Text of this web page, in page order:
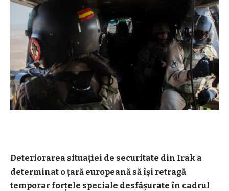
Deteriorarea situației de securitate din Irak a
determinat o țară europeană să își retragă
temporar forțele speciale desfășurate în cadrul